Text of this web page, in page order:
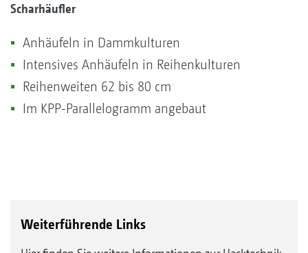
Scharhäufler
Anhäufeln in Dammkulturen
Intensives Anhäufeln in Reihenkulturen
Reihenweiten 62 bis 80 cm
Im KPP-Parallelogramm angebaut
Weiterführende Links